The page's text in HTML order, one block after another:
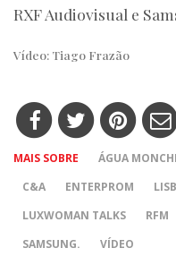
RXF Audiovisual e
Vídeo: Tiago Frazão
MAIS SOBRE ÁGUA
C&A
ENTERPROM
LUXWOMAN TALKS
RFM
SAMSUNG.
VÍDEO